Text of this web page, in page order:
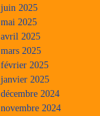
juin 2025
mai 2025
avril 2025
mars 2025
février 2025
janvier 2025
décembre 2024
novembre 2024